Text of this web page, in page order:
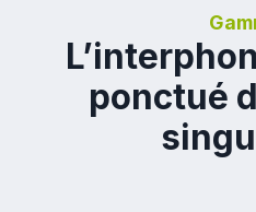
ponctué